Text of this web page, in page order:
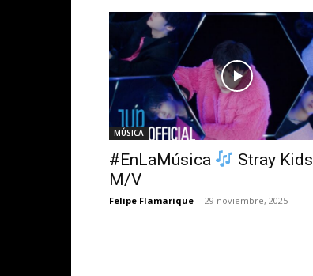
MÚSICA
#EnLaMúsica
Stray
M/V
Felipe Flamarique - 29 noviembre, 2025